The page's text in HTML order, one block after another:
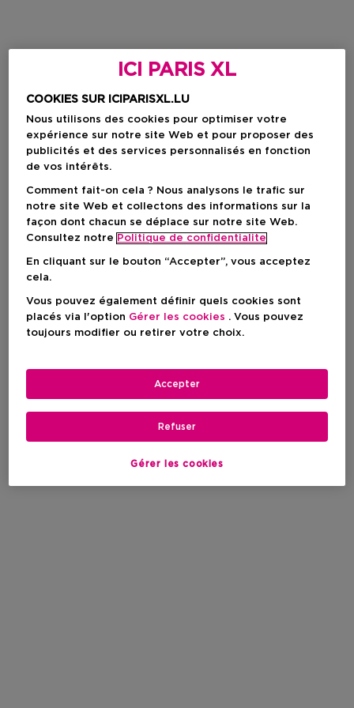
ICI PARIS XL
COOKIES SUR ICIPARISXL.LU
Nous utilisons des cookies pour optimiser votre
expérience sur notre site Web et pour proposer des
publicités et des services personnalisés en fonction
de vos intérêts.
Comment fait-on cela ? Nous analysons le trafic sur
notre site Web et collectons des informations sur la
façon dont chacun se déplace sur notre site Web.
Consultez notre Politique de confidentialite
En cliquant sur le bouton “Accepter”, vous acceptez
cela.
Vous pouvez également définir quels cookies sont
placés via l'option Gérer les cookies . Vous pouvez
toujours modifier ou retirer votre choix.
Gérer les cookies
Refuser
Accepter